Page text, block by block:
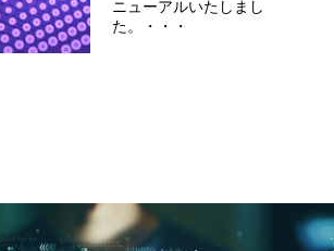
ニューアルいたしまし
た。・・・